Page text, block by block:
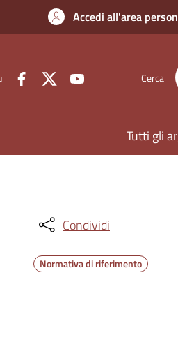
Accedi all'area
Cerca
Tutti gli
Condividi
Normativa di riferimento